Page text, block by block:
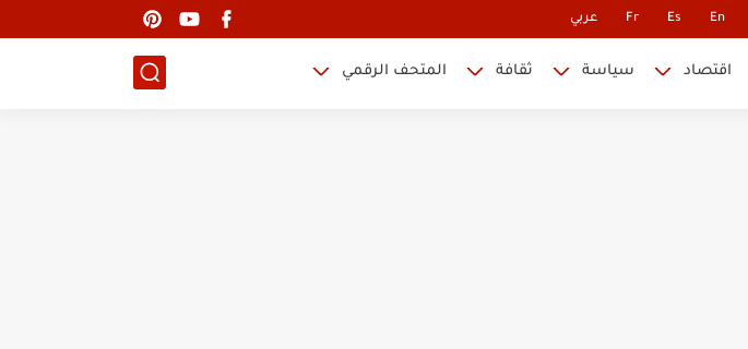
En
Es
Fr عربي
اقتصاد سياسة ثقافة المتحف الرقمي